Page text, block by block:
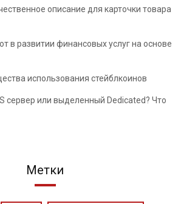
описание для карточки товара
в развитии финансовых услуг на основе
использования стейблкоинов
сервер или выделенный Dedicated? Что
Метки